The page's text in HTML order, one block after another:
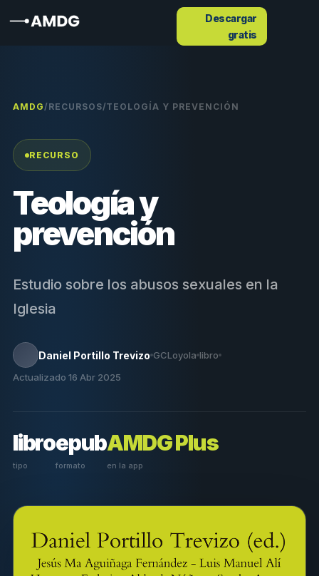
Descargar
gratis
AMDG/RECURSOS/TEOLOGÍA Y PREVENCIÓN
RECURSO
Teología y
prevención
Estudio sobre los abusos sexuales en la
Iglesia
Daniel Portillo Trevizo GCLoyola libro
Actualizado 16 Abr 2025
libro
tipo
epub
formato
AMDG Plus
en la app